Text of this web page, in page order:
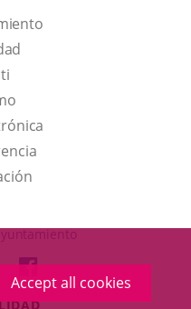
Accept all cookies
This
link
will
open
a
up
window.
LINK
TO
LINK
TO